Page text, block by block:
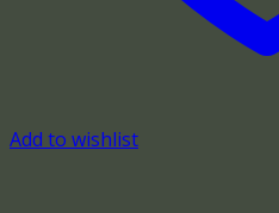
Add to wishlist